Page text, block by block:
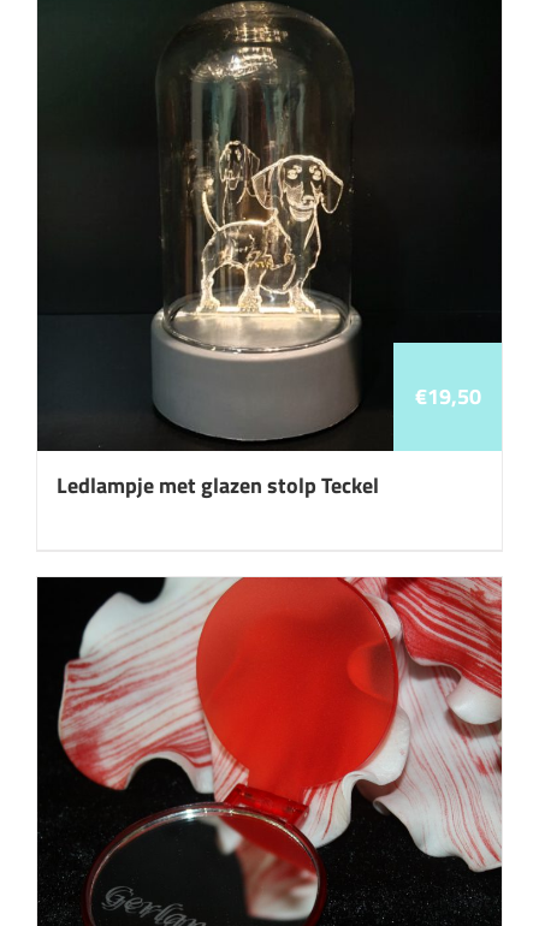
Ledlampje met glazen stolp Teckel
€19,50